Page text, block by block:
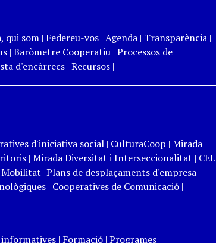
qui som| Federeu-vos| Agenda | Transparència|
| Baròmetre Cooperatiu| Processos de
d'encàrrecs| Recursos|
d'iniciativa social| CulturaCoop | Mirada
| Mirada Diversitat i Interseccionalitat | CEL
Plans de desplaçaments d'empresa
| Cooperatives de Comunicació|
informatives| Formació| Programes